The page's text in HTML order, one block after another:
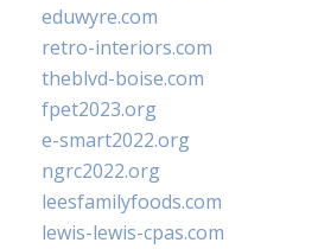
eduwyre.com
retro-interiors.com
theblvd-boise.com
fpet2023.org
e-smart2022.org
ngrc2022.org
leesfamilyfoods.com
lewis-lewis-cpas.com